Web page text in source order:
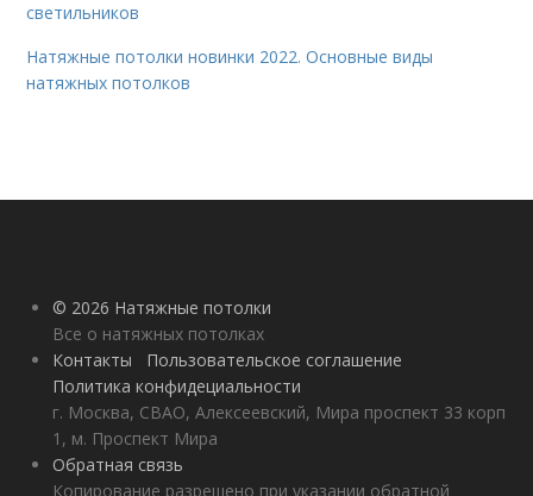
светильников
Натяжные потолки новинки 2022. Основные виды
натяжных потолков
© 2026 Натяжные потолки
Все о натяжных потолках
Контакты
Пользовательское соглашение
Политика конфидециальности
г. Москва, СВАО, Алексеевский, Мира проспект 33 корп
1, м. Проспект Мира
Обратная связь
Копирование разрешено при указании обратной